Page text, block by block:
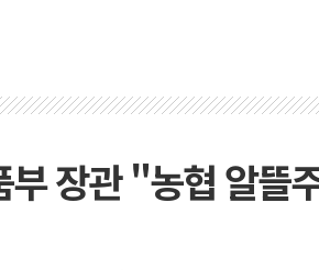
장관 "농협 알뜰